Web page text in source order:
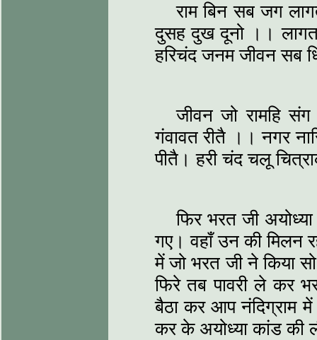
राम बिन सब जग
दुसह दुख दूनो ।। लागत
हरिचंद जनम जीवन सब
जीवन जो रामहि
गंवावत रीतै ।। नगर
पीतै। हरी चंद चलू
फिर भरत जी
गए। वहाँ उन की मिलन
में जो भरत जी ने किया
फिरे तब पावरी ले कर
बैठा कर आप नंदिग्राम
कर के अयोध्या कांड की